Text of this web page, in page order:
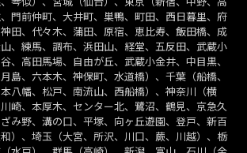
門前仲町、大井町、巣鴨、町田、西日暮里、府
田、代々木、蒲田、原宿、恵比寿、飯田橋、成
、練馬、調布、浜田山、経堂、五反田、武蔵小
、高田馬場、自由が丘、武蔵小金井、中目黒、
島、六本木、神保町、水道橋）、千葉（船橋、
八幡、松戸、南流山、西船橋）、神奈川（横
崎、本厚木、センター北、鷺沼、鶴見、京急久
み野、溝の口、平塚、向ヶ丘遊園、登戸、新百
）、埼玉（大宮、所沢、川口、蕨、川越）、栃